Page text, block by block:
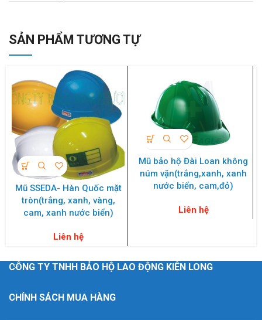
SẢN PHẨM TƯƠNG TỰ
Mũ SSEDA- Hàn Quốc mặt
tròn(trắng, xanh, vàng,
cam, xanh nước biển)
Liên hệ
Mũ bảo hộ Đài Loan không
núm vặn(trắng,xanh, xanh
nước biển, cam,đỏ)
Liên hệ
CÔNG TY TNHH BẢO HỘ LAO ĐỘNG KIÊN LONG
CHÍNH SÁCH MUA HÀNG